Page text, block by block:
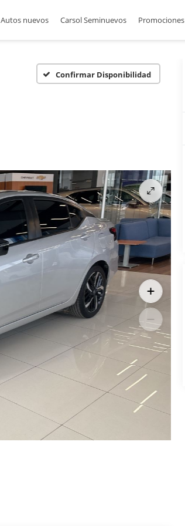
Autos nuevos Carsol Seminuevos Promociones
Confirmar Disponibilidad